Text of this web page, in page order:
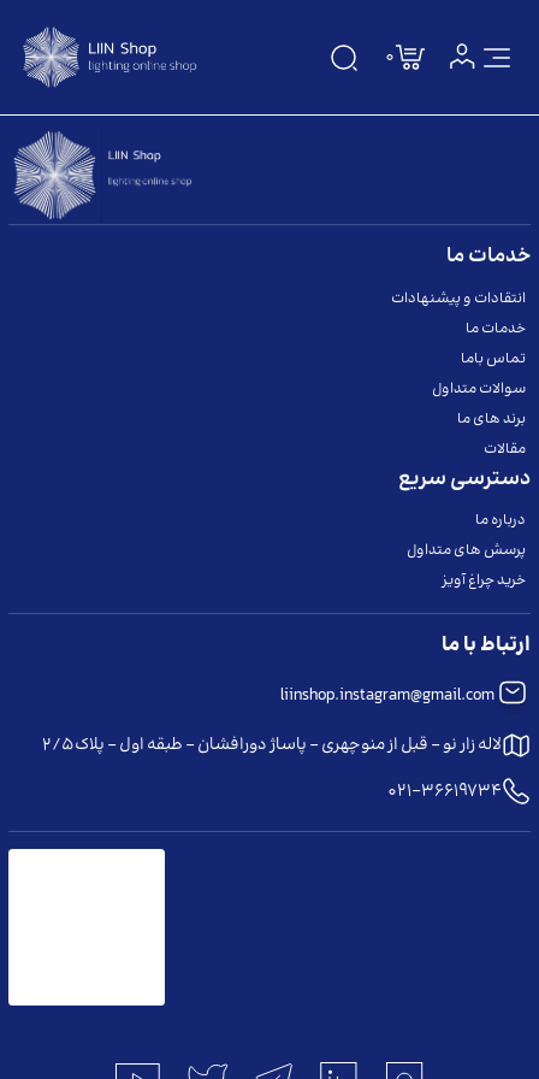
درباره ما
تماس باما
سوالات متداول
مقالات
برندها
ما را در شبکه های اجتماعی دنبال کنید
0
خدمات ما
انتقادات و پیشنهادات
خدمات ما
تماس باما
سوالات متداول
برند های ما
مقالات
دسترسی سریع
درباره ما
پرسش های متداول
خرید چراغ آویز
ارتباط با ما
liinshop.instagram@gmail.com
لاله زار نو - قبل از منوچهری - پاساژ دورافشان - طبقه اول - پلاک ۲/۵
021-36619734